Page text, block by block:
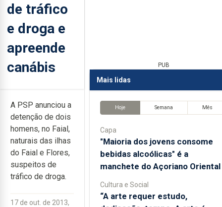
de tráfico
e droga e
apreende
canábis
A PSP anunciou a
detenção de dois
homens, no Faial,
naturais das ilhas
do Faial e Flores,
suspeitos de
tráfico de droga.
17 de out. de 2013,
PUB
Mais lidas
Hoje Semana Mês
Capa
"Maioria dos jovens consome
bebidas alcoólicas" é a
manchete do Açoriano Oriental
Cultura e Social
“A arte requer estudo,